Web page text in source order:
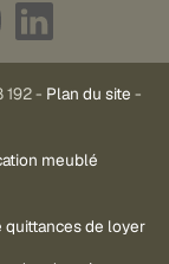
192 - Plan du site -
meublé
quittances de loyer